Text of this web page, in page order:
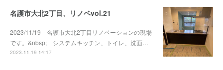
名護市大北2丁目、リノベvol.21
2023/11/19 名護市大北2丁目リノベーションの現場
です。&nbsp; システムキッチン、トイレ、洗面…
2023.11.19 14:17